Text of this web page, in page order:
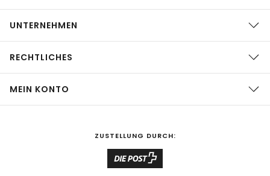
UNTERNEHMEN
RECHTLICHES
MEIN KONTO
ZUSTELLUNG DURCH: